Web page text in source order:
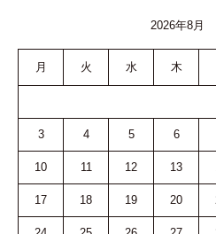
2026年8月
月 火 水 木
3 4 5 6
10 11 12 13
17 18 19 20